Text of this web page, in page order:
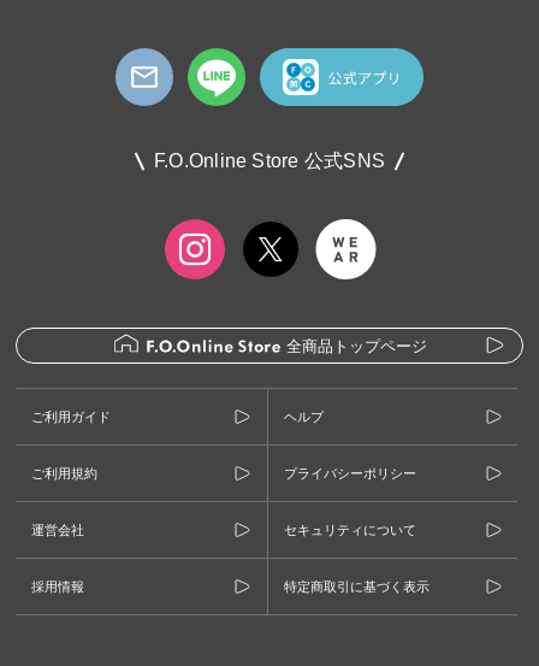
F.O.Online Store 公式SNS
全商品トップページ
ご利用ガイド ヘルプ
ご利用規約 プライバシーポリシー
運営会社 セキュリティについて
採用情報 特定商取引に基づく表示